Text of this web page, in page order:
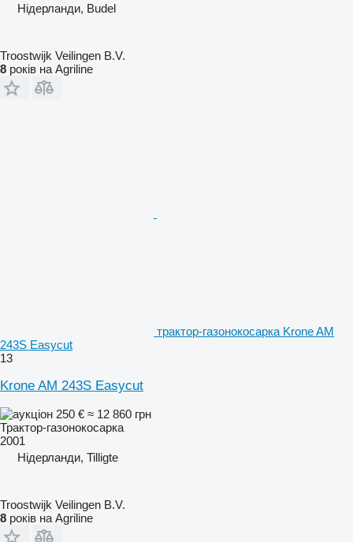
Нідерланди, Budel
Troostwijk Veilingen B.V.
8 років на Agriline
трактор-газонокосарка Krone AM
243S Easycut
13
Krone AM 243S Easycut
250 € ≈ 12 860 грн
Трактор-газонокосарка
2001
Нідерланди, Tilligte
Troostwijk Veilingen B.V.
8 років на Agriline